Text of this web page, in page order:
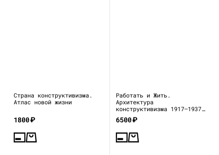
Страна конструктивизма.
Атлас новой жизни
1800₽
Работать и Жить.
Архитектура
конструктивизма 1917—1937
(каталог выставки)
6500₽